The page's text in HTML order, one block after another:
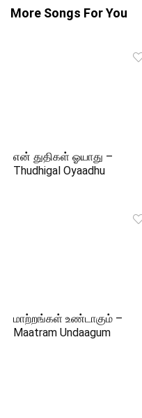
More Songs For You
என் துதிகள் ஓயாது –
Thudhigal Oyaadhu
மாற்றங்கள் உண்டாகும் –
Maatram Undaagum